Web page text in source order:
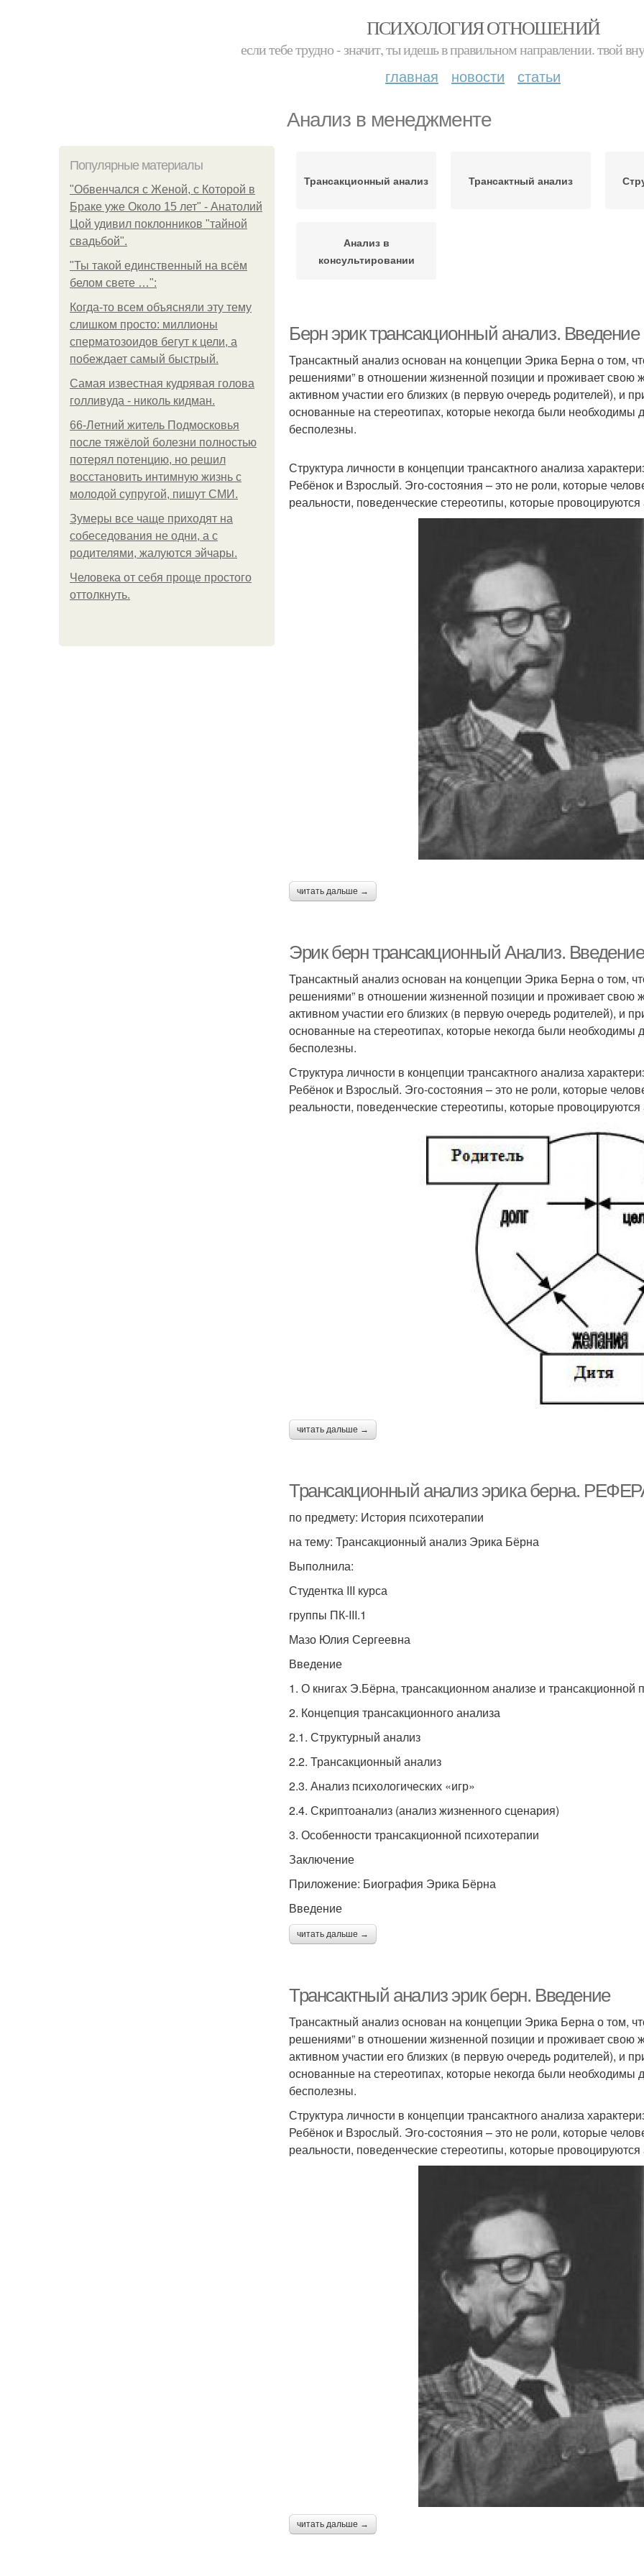
ПСИХОЛОГИЯ ОТНОШЕНИЙ
если тебе трудно - значит, ты идешь в правильном направлении. твой
главная новости статьи
Анализ в менеджменте
Популярные материалы
"Обвенчался с Женой, с Которой в
Браке уже Около 15 лет" - Анатолий
Цой удивил поклонников "тайной
свадьбой".
"Ты такой единственный на всём
белом свете …":
Когда-то всем объясняли эту тему
слишком просто: миллионы
сперматозоидов бегут к цели, а
побеждает самый быстрый.
Самая известная кудрявая голова
голливуда - николь кидман.
66-Летний житель Подмосковья
после тяжёлой болезни полностью
потерял потенцию, но решил
восстановить интимную жизнь с
молодой супругой, пишут СМИ.
Зумеры все чаще приходят на
собеседования не одни, а с
родителями, жалуются эйчары.
Человека от себя проще простого
оттолкнуть.
Трансакционный анализ Трансактный анализ
Анализ в
консультировании
Берн эрик трансакционный анализ. Введение
Трансактный анализ основан на концепции Эрика Берна о том,
решениями” в отношении жизненной позиции и проживает свою
активном участии его близких (в первую очередь родителей), и
основанные на стереотипах, которые некогда были
бесполезны.
Структура личности в концепции трансактного анализа
Ребёнок и Взрослый. Эго-состояния – это не роли, которые
реальности, поведенческие стереотипы, которые провоцируются
читать дальше →
Эрик берн трансакционный Анализ. Введение
Трансактный анализ основан на концепции Эрика Берна о том,
решениями” в отношении жизненной позиции и проживает свою
активном участии его близких (в первую очередь родителей), и
основанные на стереотипах, которые некогда были
бесполезны.
Структура личности в концепции трансактного анализа
Ребёнок и Взрослый. Эго-состояния – это не роли, которые
реальности, поведенческие стереотипы, которые провоцируются
читать дальше →
Трансакционный анализ эрика берна.
по предмету: История психотерапии
на тему: Трансакционный анализ Эрика Бёрна
Выполнила:
Студентка III курса
группы ПК-III.1
Мазо Юлия Сергеевна
Введение
1. О книгах Э.Бёрна, трансакционном анализе и трансакционной
2. Концепция трансакционного анализа
2.1. Структурный анализ
2.2. Трансакционный анализ
2.3. Анализ психологических «игр»
2.4. Скриптоанализ (анализ жизненного сценария)
3. Особенности трансакционной психотерапии
Заключение
Приложение: Биография Эрика Бёрна
Введение
читать дальше →
Трансактный анализ эрик берн. Введение
Трансактный анализ основан на концепции Эрика Берна о том,
решениями” в отношении жизненной позиции и проживает свою
активном участии его близких (в первую очередь родителей), и
основанные на стереотипах, которые некогда были
бесполезны.
Структура личности в концепции трансактного анализа
Ребёнок и Взрослый. Эго-состояния – это не роли, которые
реальности, поведенческие стереотипы, которые провоцируются
читать дальше →